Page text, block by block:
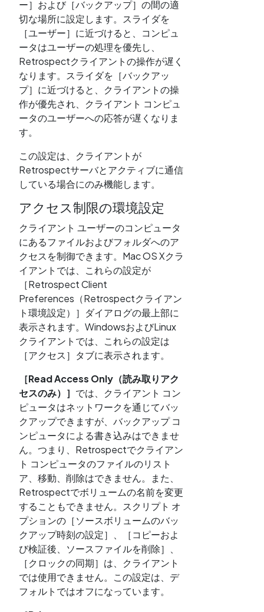
ー］および［バックアップ］の間の適
切な場所に設定します。スライダを
［ユーザー］に近づけると、コンピュ
ータはユーザーの処理を優先し、
Retrospectクライアントの操作が遅く
なります。スライダを［バックアッ
プ］に近づけると、クライアントの操
作が優先され、クライアント コンピュ
ータのユーザーへの応答が遅くなりま
す。
この設定は、クライアントが
Retrospectサーバとアクティブに通信
している場合にのみ機能します。
アクセス制限の環境設定
クライアント ユーザーのコンピュータ
にあるファイルおよびフォルダへのア
クセスを制御できます。Mac OS Xクラ
イアントでは、これらの設定が
［Retrospect Client
Preferences（Retrospectクライアン
ト環境設定）］ダイアログの最上部に
表示されます。WindowsおよびLinux
クライアントでは、これらの設定は
［アクセス］タブに表示されます。
［Read Access Only（読み取りアク
セスのみ）］ では、クライアント コン
ピュータはネットワークを通じてバッ
クアップできますが、バックアップ コ
ンピュータによる書き込みはできませ
ん。つまり、Retrospectでクライアン
ト コンピュータのファイルのリスト
ア、移動、削除はできません。また、
Retrospectでボリュームの名前を変更
することもできません。スクリプト オ
プションの［ソースボリュームのバッ
クアップ時刻の設定］、［コピーおよ
び検証後、ソースファイルを削除］、
［クロックの同期］は、クライアント
では使用できません。この設定は、デ
フォルトではオフになっています。